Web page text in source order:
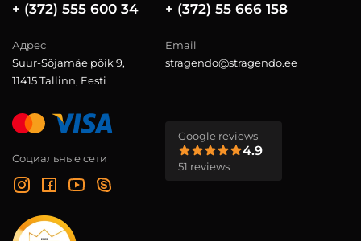
+ (372) 555 600 34 + (372) 55 666 158
Адрес
Suur-Sõjamäe põik 9,
11415 Tallinn, Eesti
Email
stragendo@stragendo.ee
Социальные сети
Google reviews
4.9
51 reviews